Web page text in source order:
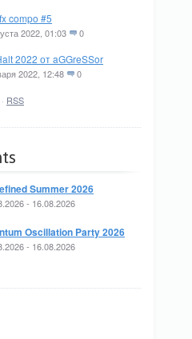
compo #5
2022, 01:03 0
2022 от aGGreSSor
2022, 12:48 0
· RSS
Summer 2026
- 16.08.2026
Oscillation Party 2026
- 16.08.2026